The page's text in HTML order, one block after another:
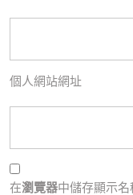
個人網站網址
在瀏覽器中儲存顯示